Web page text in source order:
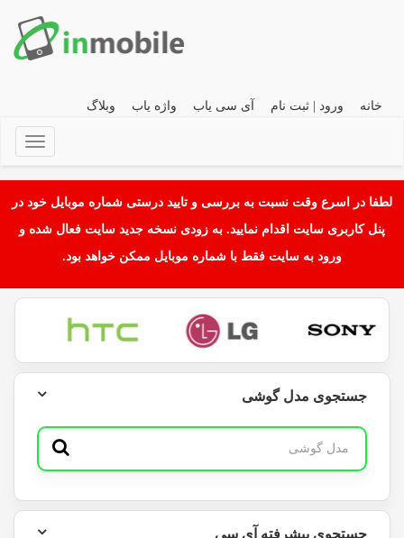
خانه ورود | ثبت نام آی سی یاب واژه یاب وبلاگ
لطفا در اسرع وقت نسبت به بررسی و تایید درستی شماره موبایل خود در
پنل کاربری سایت اقدام نمایید. به زودی نسخه جدید سایت فعال شده و
ورود به سایت فقط با شماره موبایل ممکن خواهد بود.
جستجوی مدل گوشی
جستجوی پیشرفته آی سی